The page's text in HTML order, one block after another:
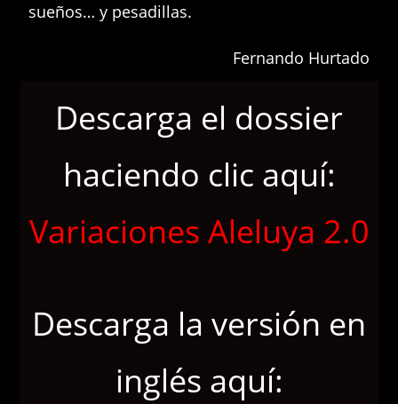
sueños… y pesadillas.
Fernando Hurtado
Descarga el dossier
haciendo clic aquí:
Variaciones Aleluya 2.0
Descarga la versión en
inglés aquí: